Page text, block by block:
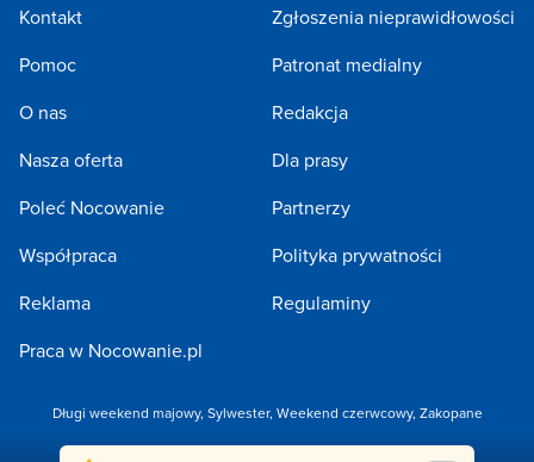
Kontakt
Pomoc
O nas
Nasza oferta
Poleć Nocowanie
Współpraca
Reklama
Praca w Nocowanie.pl
Zgłoszenia nieprawidłowości
Patronat medialny
Redakcja
Dla prasy
Partnerzy
Polityka prywatności
Regulaminy
Długi weekend majowy, Sylwester, Weekend czerwcowy, Zakopane